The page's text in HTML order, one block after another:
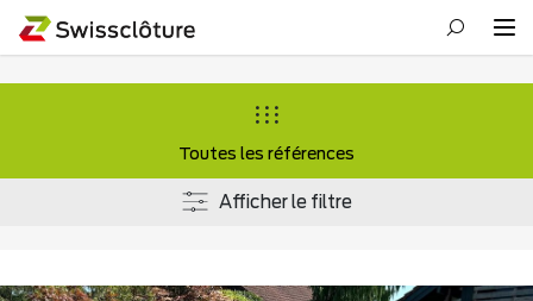
Toutes les références
Afficher le filtre